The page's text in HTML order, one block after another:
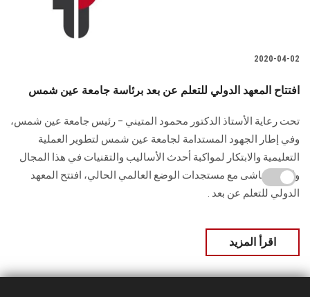
2020-04-02
افتتاح المعهد الدولي للتعلم عن بعد برئاسة جامعة عين شمس
تحت رعاية الأستاذ الدكتور محمود المتيني – رئيس جامعة عين شمس،
وفي إطار الجهود المستدامة لجامعة عين شمس لتطوير العملية
التعليمية والابتكار لمواكبة أحدث الأساليب والتقنيات في هذا المجال
والتي تتماشى مع مستجدات الوضع العالمي الحالي، افتتح المعهد
الدولي للتعلم عن بعد .
اقرأ المزيد